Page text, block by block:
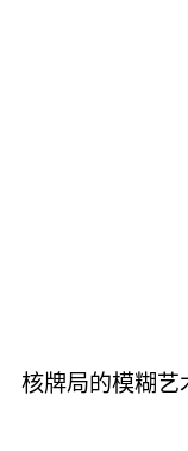
核牌局的模糊艺